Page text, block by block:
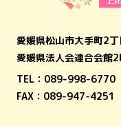
愛媛県松山市大手町2
愛媛県法人会連合会館
TEL： 089-998-6770
FAX：089-947-4251